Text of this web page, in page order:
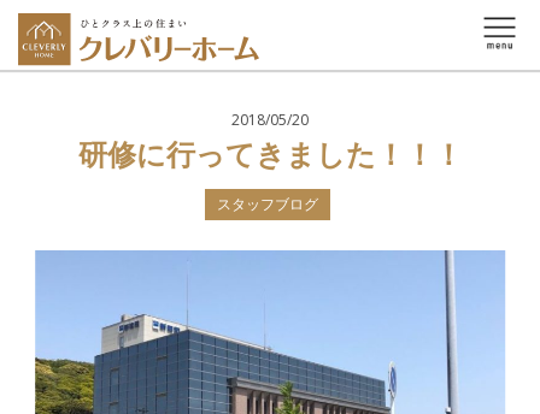
2018/05/20
研修に行ってきました！！！
スタッフブログ